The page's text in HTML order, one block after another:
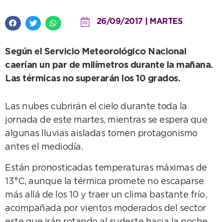
26/09/2017 | MARTES
Según el Servicio Meteorológico Nacional
caerían un par de milímetros durante la mañana.
Las térmicas no superarán los 10 grados.
Las nubes cubrirán el cielo durante toda la
jornada de este martes, mientras se espera que
algunas lluvias aisladas tomen protagonismo
antes el mediodía.
Están pronosticadas temperaturas máximas de
13°C, aunque la térmica promete no escaparse
más allá de los 10 y traer un clima bastante frío,
acompañada por vientos moderados del sector